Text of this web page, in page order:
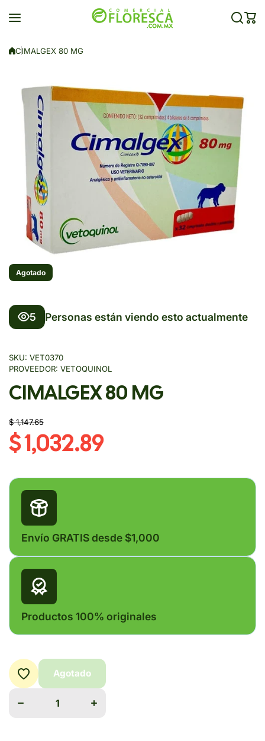
CIMALGEX 80 MG
Agotado
5 Personas están viendo esto actualmente
SKU: VET0370
PROVEEDOR: VETOQUINOL
CIMALGEX 80 MG
$ 1,147.65
$ 1,032.89
Envío GRATIS desde $1,000
Productos 100% originales
Disminuir
Aumentar
Agotado